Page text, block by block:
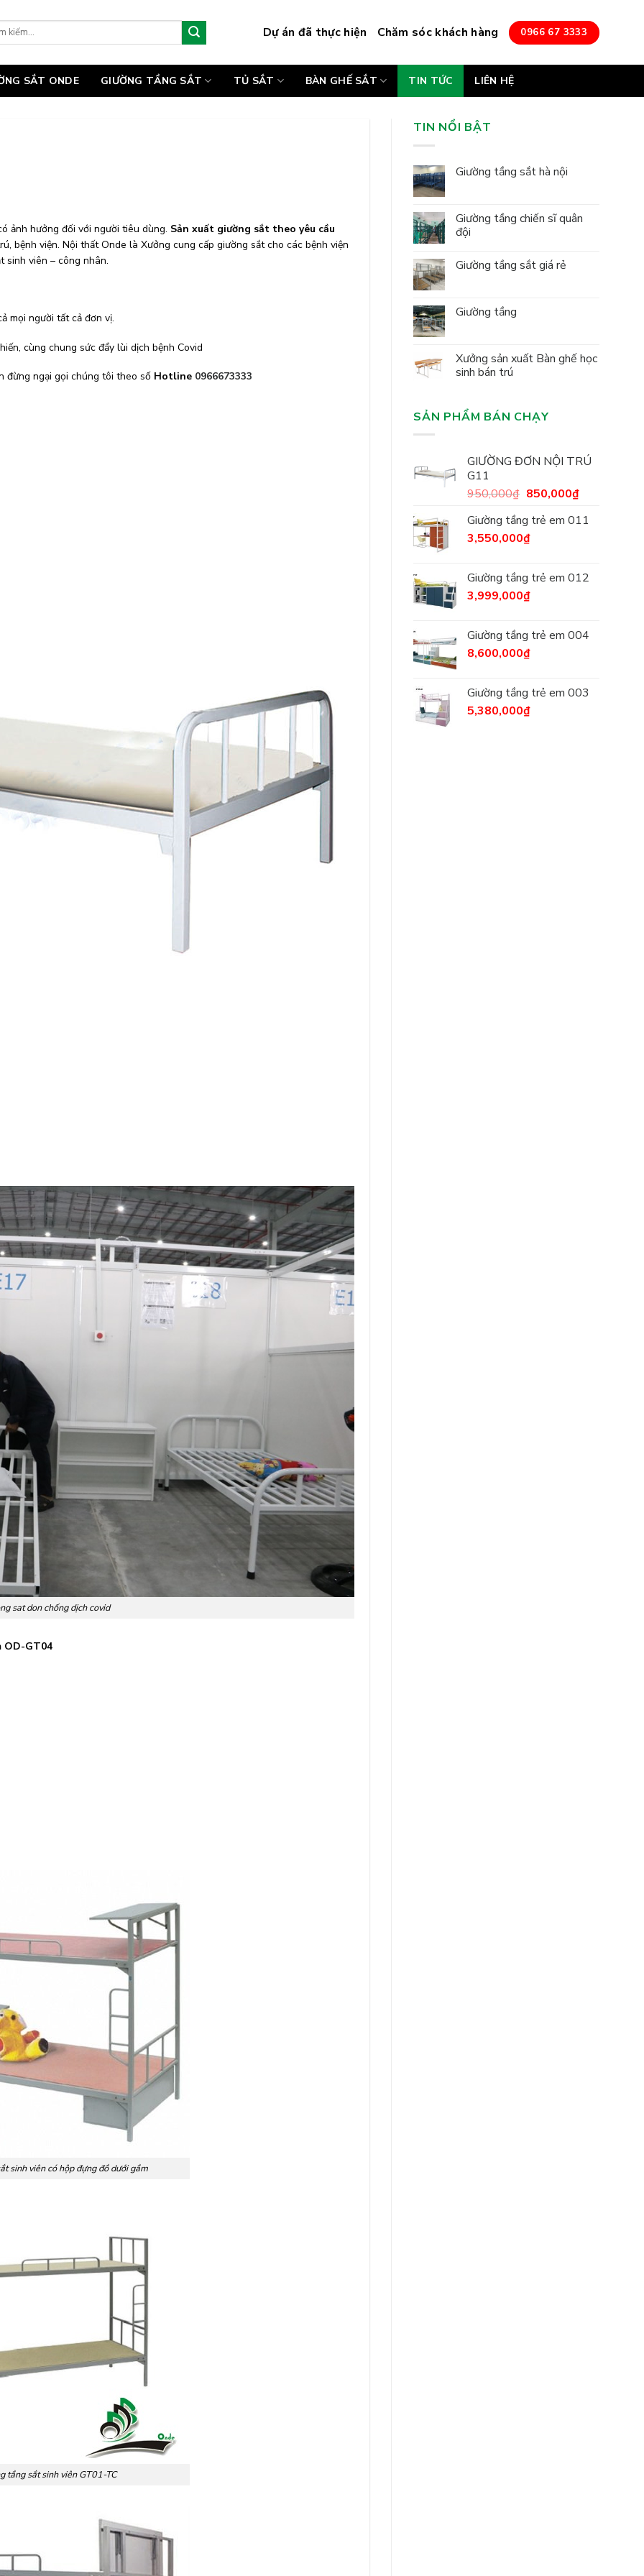
Dự án đã thực hiện Chăm sóc khách hàng 0966 67 3333
SẮT ONDE GIƯỜNG TẦNG SẮT TỦ SẮT BÀN GHẾ SẮT TIN TỨC LIÊN HỆ
ảnh hưởng đối với người tiêu dùng. Sản xuất giường sắt theo yêu cầu
bệnh viện. Nội thất Onde là Xưởng cung cấp giường sắt cho các bệnh viện
sinh viên – công nhân.
mọi người tất cả đơn vị.
cùng chung sức đẩy lùi dịch bệnh Covid
đừng ngại gọi chúng tôi theo số Hotline 0966673333
sat don chống dịch covid
OD-GT04
sinh viên có hộp đựng đồ dưới gầm
tầng sắt sinh viên GT01-TC
TIN NỔI BẬT
Giường tầng sắt hà nội
Giường tầng chiến sĩ quân
đội
Giường tầng sắt giá rẻ
Giường tầng
Xưởng sản xuất Bàn ghế học
sinh bán trú
SẢN PHẨM BÁN CHẠY
GIƯỜNG ĐƠN NỘI TRÚ
G11
950,000₫ 850,000₫
Giường tầng trẻ em 011
3,550,000₫
Giường tầng trẻ em 012
3,999,000₫
Giường tầng trẻ em 004
8,600,000₫
Giường tầng trẻ em 003
5,380,000₫